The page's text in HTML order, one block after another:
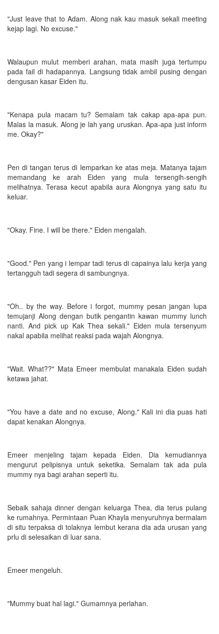
"Just leave that to Adam. Along nak kau masuk sekali meeting
kejap lagi. No excuse."
Walaupun mulut memberi arahan, mata masih juga tertumpu
pada fail di hadapannya. Langsung tidak ambil pusing dengan
dengusan kasar Eiden itu.
"Kenapa pula macam tu? Semalam tak cakap apa-apa pun.
Malas la masuk. Along je lah yang uruskan. Apa-apa just inform
me. Okay?"
Pen di tangan terus di lemparkan ke atas meja. Matanya tajam
memandang ke arah Eiden yang mula tersengih-sengih
melihatnya. Terasa kecut apabila aura Alongnya yang satu itu
keluar.
"Okay. Fine. I will be there." Eiden mengalah.
"Good." Pen yang i lempar tadi terus di capainya lalu kerja yang
tertangguh tadi segera di sambungnya.
"Oh.. by the way. Before i forgot, mummy pesan jangan lupa
temujanji Along dengan butik pengantin kawan mummy lunch
nanti. And pick up Kak Thea sekali." Eiden mula tersenyum
nakal apabila melihat reaksi pada wajah Alongnya.
"Wait. What??" Mata Emeer membulat manakala Eiden sudah
ketawa jahat.
"You have a date and no excuse, Along." Kali ini dia puas hati
dapat kenakan Alongnya.
Emeer menjeling tajam kepada Eiden. Dia kemudiannya
mengurut pelipisnya untuk seketika. Semalam tak ada pula
mummy nya bagi arahan seperti itu.
Sebaik sahaja dinner dengan keluarga Thea, dia terus pulang
ke rumahnya. Permintaan Puan Khayla menyuruhnya bermalam
di situ terpaksa di tolaknya lembut kerana dia ada urusan yang
prlu di selesaikan di luar sana.
Emeer mengeluh.
"Mummy buat hal lagi." Gumamnya perlahan.